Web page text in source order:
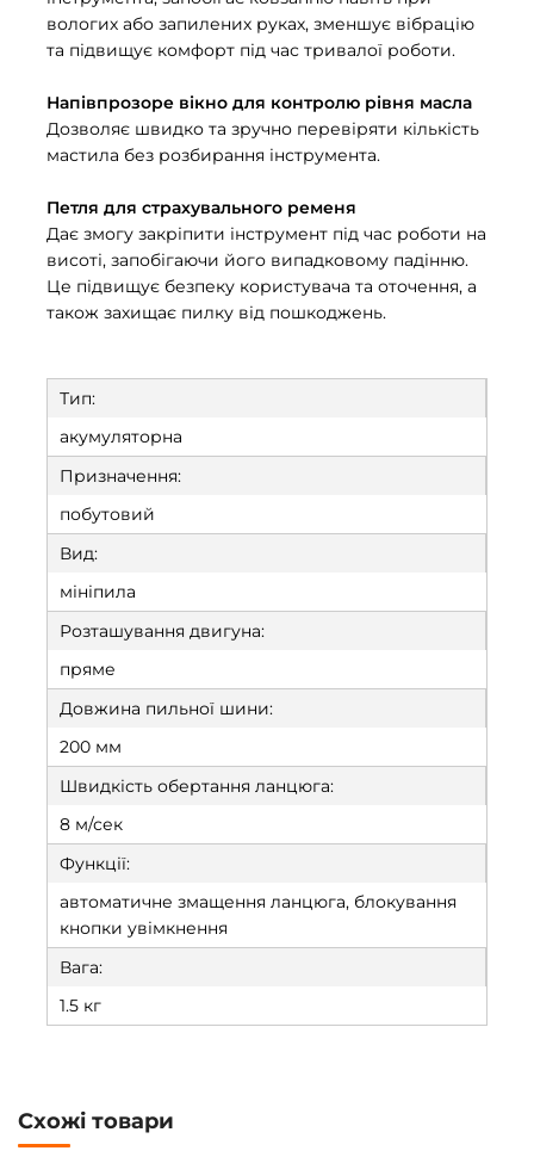
вологих або запилених руках, зменшує вібрацію
та підвищує комфорт під час тривалої роботи.
Напівпрозоре вікно для контролю рівня масла
Дозволяє швидко та зручно перевіряти кількість
мастила без розбирання інструмента.
Петля для страхувального ременя
Дає змогу закріпити інструмент під час роботи на
висоті, запобігаючи його випадковому падінню.
Це підвищує безпеку користувача та оточення, а
також захищає пилку від пошкоджень.
Тип:
акумуляторна
Призначення:
побутовий
Вид:
мініпила
Розташування двигуна:
пряме
Довжина пильної шини:
200 мм
Швидкість обертання ланцюга:
8 м/сек
Функції:
автоматичне змащення ланцюга, блокування
кнопки увімкнення
Вага:
1.5 кг
Схожі товари